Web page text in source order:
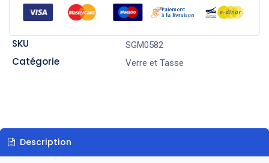
SKU SGM0582
Catégorie Verre et Tasse
Description